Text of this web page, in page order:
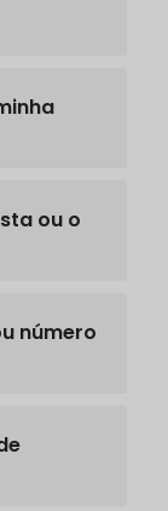
ou o
número